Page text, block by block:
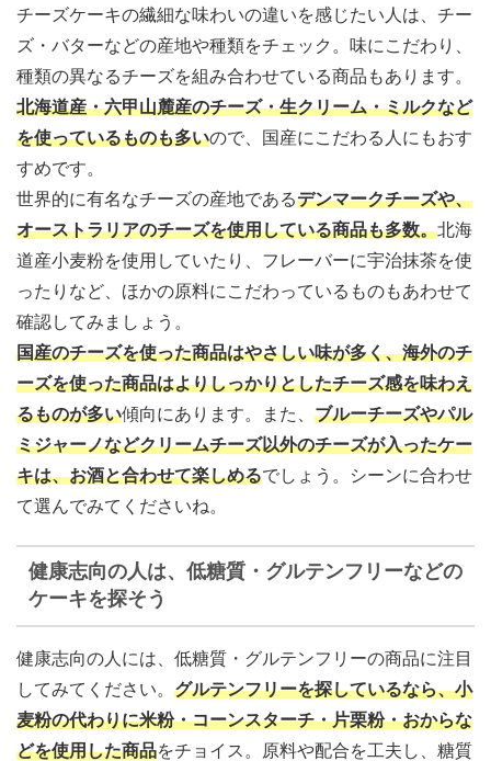
チーズケーキの繊細な味わいの違いを感じたい人は、チー
ズ・バターなどの産地や種類をチェック。味にこだわり、
種類の異なるチーズを組み合わせている商品もあります。
北海道産・六甲山麓産のチーズ・生クリーム・ミルクなど
を使っているものも多いので、国産にこだわる人にもおす
すめです。
世界的に有名なチーズの産地であるデンマークチーズや、
オーストラリアのチーズを使用している商品も多数。北海
道産小麦粉を使用していたり、フレーバーに宇治抹茶を使
ったりなど、ほかの原料にこだわっているものもあわせて
確認してみましょう。
国産のチーズを使った商品はやさしい味が多く、海外のチ
ーズを使った商品はよりしっかりとしたチーズ感を味わえ
るものが多い傾向にあります。また、 ブルーチーズやパル
ミジャーノなどクリームチーズ以外のチーズが入ったケー
キは、お酒と合わせて楽しめるでしょう。シーンに合わせ
て選んでみてくださいね。
健康志向の人は、低糖質・グルテンフリーなどの
ケーキを探そう
健康志向の人には、低糖質・グルテンフリーの商品に注目
してみてください。 グルテンフリーを探しているなら、小
麦粉の代わりに米粉・コーンスターチ・片栗粉・おからな
どを使用した商品をチョイス。原料や配合を工夫し、糖質